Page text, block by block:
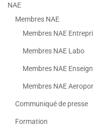
NAE
Membres NAE
Membres NAE
Membres NAE Labo
Membres NAE
Membres NAE
Communiqué de presse
Formation